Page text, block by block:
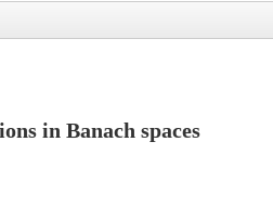
in Banach spaces